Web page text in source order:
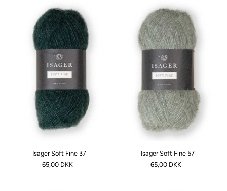
Isager Soft Fine 37
65,00 DKK
Isager Soft Fine 57
65,00 DKK